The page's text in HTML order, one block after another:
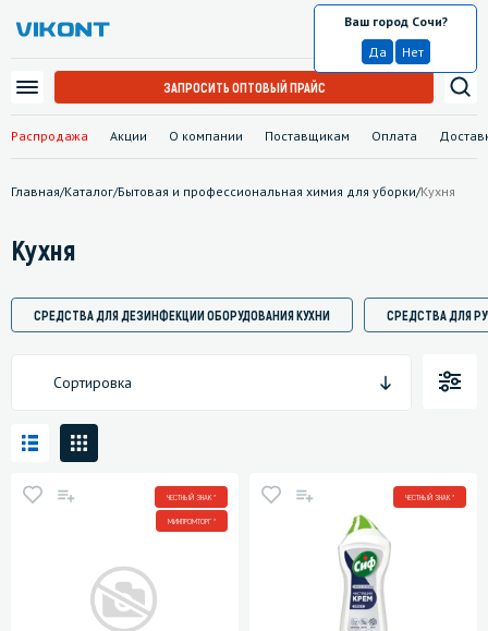
Распродажа Акции О компании Поставщикам Оплата
Ваш город Сочи?
Да
Нет
ЗАПРОСИТЬ ОПТОВЫЙ ПРАЙС
Главная/Каталог/Бытовая и профессиональная химия для уборки/Кухня
Кухня
СРЕДСТВА ДЛЯ ДЕЗИНФЕКЦИИ ОБОРУДОВАНИЯ КУХНИ СРЕДСТВА ДЛЯ
Сортировка
ЧЕСТНЫЙ ЗНАК *
МИНПРОМТОРГ *
ЧЕСТНЫЙ ЗНАК *